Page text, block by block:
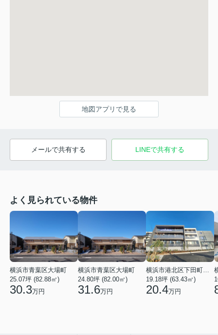
地図アプリで見る
メールで共有する LINEで共有する
よく見られている物件
横浜市青葉区大場町
25.07坪 (82.88㎡)
30.3万円
横浜市青葉区大場町
24.80坪 (82.00㎡)
31.6万円
19.18坪 (63.43㎡)
20.4万円